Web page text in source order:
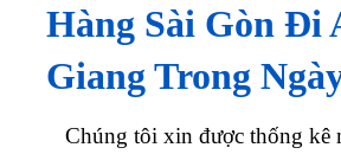
Hàng Sài Gòn Đi
Giang Trong
Chúng tôi xin được thống kê